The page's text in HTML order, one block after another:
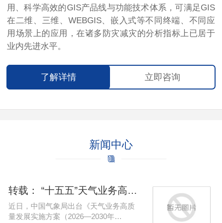
用、科学高效的GIS产品线与功能技术体系，可满足GIS
在二维、三维、WEBGIS、嵌入式等不同终端、不同应
用场景上的应用，在诸多防灾减灾的分析指标上已居于
业内先进水平。
了解详情 立即咨询
新闻中心
转载： “十五五”天气业务高质量…
近日，中国气象局出台《天气业务高质
量发展实施方案（2026—2030年…